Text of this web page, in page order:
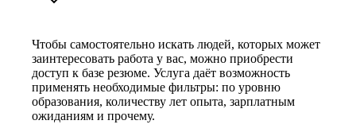
Чтобы самостоятельно искать людей, которых может
заинтересовать работа у вас, можно приобрести
доступ к базе резюме. Услуга даёт возможность
применять необходимые фильтры: по уровню
образования, количеству лет опыта, зарплатным
ожиданиям и прочему.